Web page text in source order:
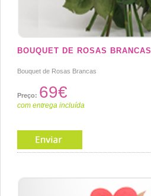
BOUQUET DE ROSAS BRANCAS
Bouquet de Rosas Brancas
Preço: 69€
com entrega incluída